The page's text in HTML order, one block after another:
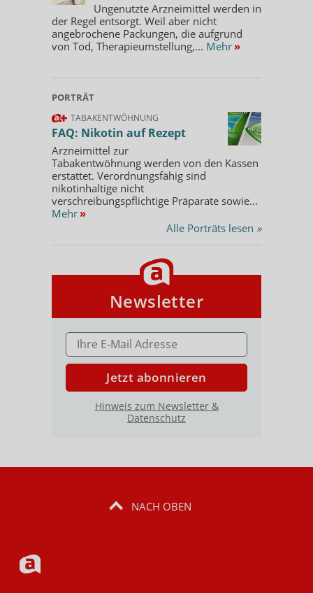
Ungenutzte Arzneimittel werden in
der Regel entsorgt. Weil aber nicht
angebrochene Packungen, die aufgrund
von Tod, Therapieumstellung,... Mehr »
PORTRÄT
TABAKENTWÖHNUNG
FAQ: Nikotin auf Rezept
Arzneimittel zur
Tabakentwöhnung werden von den Kassen
erstattet. Verordnungsfähig sind
nikotinhaltige nicht
verschreibungspflichtige Präparate sowie...
Mehr »
Alle Porträts lesen »
Newsletter
E-MAIL ADRESSE
Jetzt abonnieren
Hinweis zum Newsletter &
Datenschutz
NACH OBEN